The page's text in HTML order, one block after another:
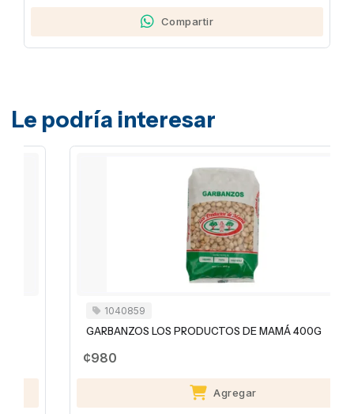
Compartir
Le podría interesar
1040859
GARBANZOS LOS PRODUCTOS DE MAMÁ 400G
Agregar